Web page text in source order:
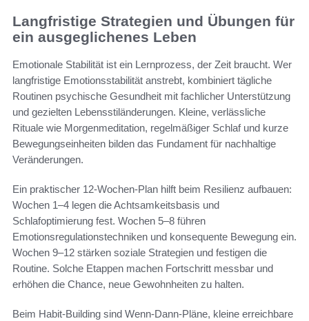
Langfristige Strategien und Übungen für
ein ausgeglichenes Leben
Emotionale Stabilität ist ein Lernprozess, der Zeit braucht. Wer
langfristige Emotionsstabilität anstrebt, kombiniert tägliche
Routinen psychische Gesundheit mit fachlicher Unterstützung
und gezielten Lebensstiländerungen. Kleine, verlässliche
Rituale wie Morgenmeditation, regelmäßiger Schlaf und kurze
Bewegungseinheiten bilden das Fundament für nachhaltige
Veränderungen.
Ein praktischer 12‑Wochen-Plan hilft beim Resilienz aufbauen:
Wochen 1–4 legen die Achtsamkeitsbasis und
Schlafoptimierung fest. Wochen 5–8 führen
Emotionsregulationstechniken und konsequente Bewegung ein.
Wochen 9–12 stärken soziale Strategien und festigen die
Routine. Solche Etappen machen Fortschritt messbar und
erhöhen die Chance, neue Gewohnheiten zu halten.
Beim Habit‑Building sind Wenn‑Dann‑Pläne, kleine erreichbare